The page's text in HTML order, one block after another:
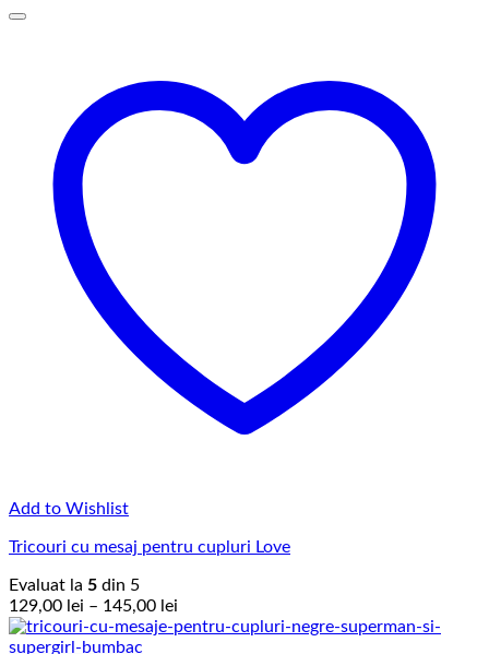
Add to Wishlist
Tricouri cu mesaj pentru cupluri Love
Evaluat la 5 din 5
129,00 lei – 145,00 lei
de